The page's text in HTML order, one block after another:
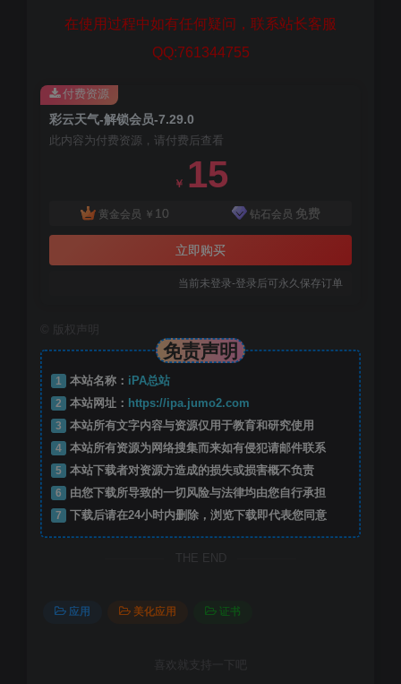
在使用过程中如有任何疑问，联系站长客服
QQ:761344755
彩云天气-解锁会员-7.29.0
此内容为付费资源，请付费后查看
￥ 15
黄金会员 ￥ 10 钻石会员 免费
立即购买
当前未登录-登录后可永久保存订单
付费资源
版权声明
免责声明
1 本站名称： iPA总站
2
本站网址： https://ipa.jumo2.com
3
本站所有文字内容与资源仅用于教育和研究使用
4
本站所有资源为网络搜集而来如有侵犯请邮件联系
5
本站下载者对资源方造成的损失或损害概不负责
6
由您下载所导致的一切风险与法律均由您自行承担
7
下载后请在24小时内删除，浏览下载即代表您同意
THE END
应用 美化应用 证书
喜欢就支持一下吧